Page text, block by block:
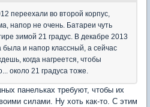
переехали во второй корпус,
напор не очень. Батареи чуть
зимой 21 градус. В декабре 2013
была и напор классный, а сейчас
когда нагреется, чтобы
около 21 градуса тоже.
панельках требуют, чтобы их
силами. Ну хоть как-то. С этим